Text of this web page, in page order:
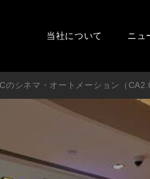
当社について ニュ
シネマ・オートメーション（